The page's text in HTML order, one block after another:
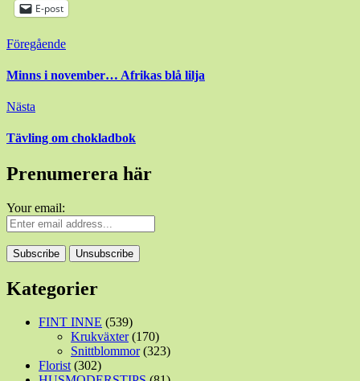
E-post
Inläggsnavigering
Föregående
Minns i november… Afrikas blå lilja
Nästa
Tävling om chokladbok
Prenumerera här
Your email:
Kategorier
FINT INNE (539)
Krukväxter(170)
Snittblommor(323)
Florist(302)